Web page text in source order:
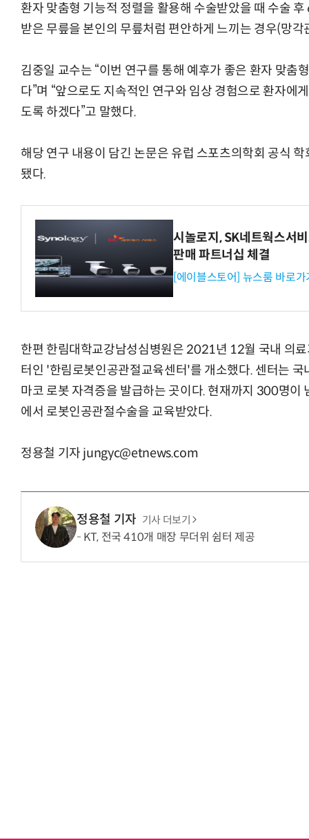
환자 맞춤형 기능적 정렬을 활용해 수술받았을 때 수술
받은 무릎을 본인의 무릎처럼 편안하게 느끼는 경우(망각
김중일 교수는 “이번 연구를 통해 예후가 좋은 환자 맞춤
다”며 “앞으로도 지속적인 연구와 임상 경험으로 환자에
도록 하겠다”고 말했다.
해당 연구 내용이 담긴 논문은 유럽 스포츠의학회 공식
됐다.
시놀로지, SK네트웍스서
판매 파트너십 체결
[에이블스토어] 뉴스룸 바로가
한편 한림대학교강남성심병원은 2021년 12월 국내 의
터인 '한림로봇인공관절교육센터'를 개소했다. 센터는
마코 로봇 자격증을 발급하는 곳이다. 현재까지 300명이
에서 로봇인공관절수술을 교육받았다.
정용철 기자 jungyc@etnews.com
정용철 기자 기사 더보기
KT, 전국 410개 매장 무더위 쉼터 제공